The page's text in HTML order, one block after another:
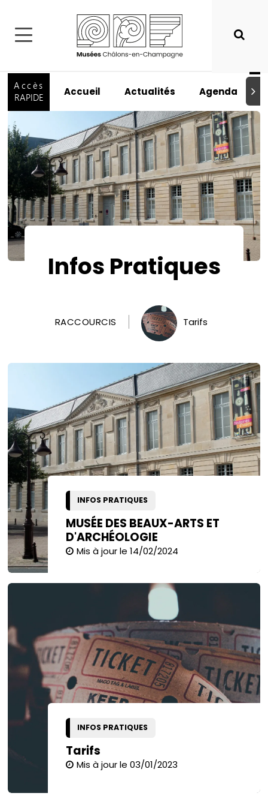
Accès
RAPIDE
Accueil Actualités Agenda
Infos Pratiques
RACCOURCIS Tarifs
INFOS PRATIQUES
MUSÉE DES BEAUX-ARTS ET
D'ARCHÉOLOGIE
Mis à jour le 14/02/2024
INFOS PRATIQUES
Tarifs
Mis à jour le 03/01/2023